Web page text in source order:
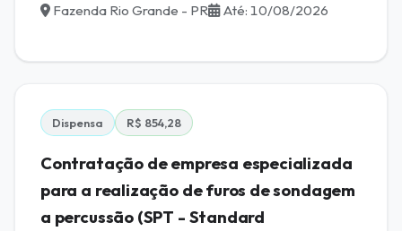
Fazenda Rio Grande - PR
Até: 10/08/2026
Dispensa R$ 854,28
Contratação de empresa especializada
para a realização de furos de sondagem
a percussão (SPT - Standard